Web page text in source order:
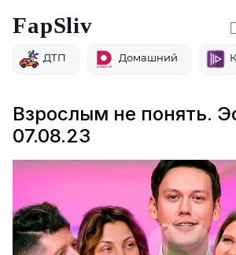
FapSliv
ДТП Домашний
Взрослым не понять.
07.08.23